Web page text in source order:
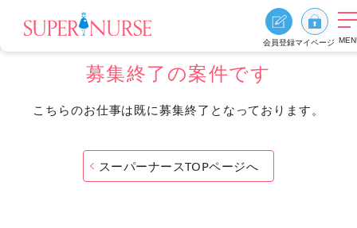
会員登録マイページ
求人を探す
求人を探すTOP
エリア別に探す
募集終了の案件です
こちらのお仕事は既に募集終了となっております。
スーパーナースTOPページへ